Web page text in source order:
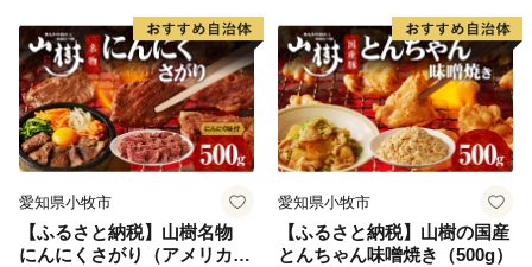
ベキュー 炒め物 ホルモン丼
野菜炒め 焼きうどん 下処理
済み 愛知県 小牧市 送料無料
愛知県小牧市
【ふるさと納税】山樹名物
にんにくさがり（アメリカ産
愛知県小牧市
【ふるさと納税】山樹の国産
とんちゃん味噌焼き（500g）